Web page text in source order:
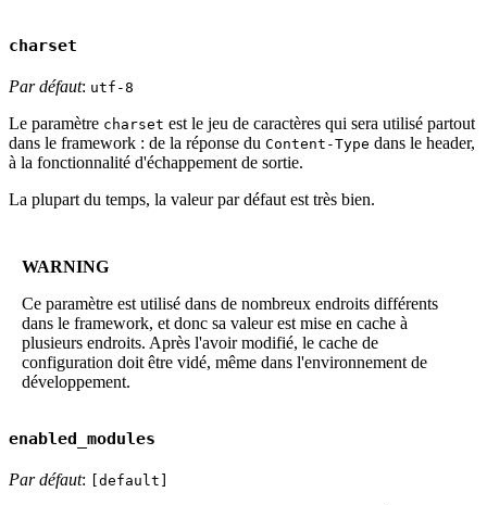
charset
Par défaut: utf-8
Le paramètre charset est le jeu de caractères qui sera utilisé partout
dans le framework : de la réponse du Content-Type dans le header,
à la fonctionnalité d'échappement de sortie.
La plupart du temps, la valeur par défaut est très bien.
WARNING
Ce paramètre est utilisé dans de nombreux endroits différents
dans le framework, et donc sa valeur est mise en cache à
plusieurs endroits. Après l'avoir modifié, le cache de
configuration doit être vidé, même dans l'environnement de
développement.
enabled_modules
Par défaut: [default]